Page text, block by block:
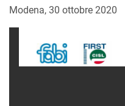
Modena, 30 ottobre 2020